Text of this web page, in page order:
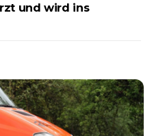
und wird ins